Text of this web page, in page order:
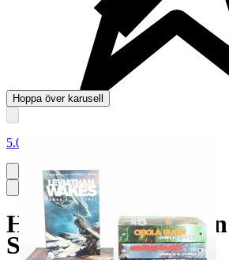
5.0
Hugo Boss
Styrka
Hoppa över karusell